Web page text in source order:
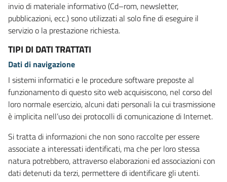
invio di materiale informativo (Cd–rom, newsletter,
pubblicazioni, ecc.) sono utilizzati al solo fine di eseguire il
servizio o la prestazione richiesta.
TIPI DI DATI TRATTATI
Dati di navigazione
I sistemi informatici e le procedure software preposte al
funzionamento di questo sito web acquisiscono, nel corso del
loro normale esercizio, alcuni dati personali la cui trasmissione
è implicita nell’uso dei protocolli di comunicazione di Internet.
Si tratta di informazioni che non sono raccolte per essere
associate a interessati identificati, ma che per loro stessa
natura potrebbero, attraverso elaborazioni ed associazioni con
dati detenuti da terzi, permettere di identificare gli utenti.